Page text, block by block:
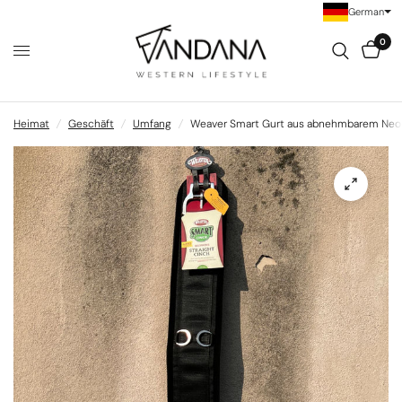
0
Heimat / Geschäft / Umfang / Weaver Smart Gurt aus abnehmbarem
German